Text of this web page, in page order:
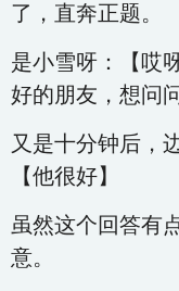
了，直奔正题。
是小雪呀：【哎
好的朋友，想问
又是十分钟后，
【他很好】
虽然这个回答有
意。